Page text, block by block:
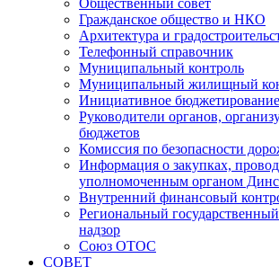
Общественный совет
Гражданское общество и НКО
Архитектура и
Телефонный справочник
Муниципальный контроль
Муниципальный жилищный
Инициативное бюджетирование
Руководители органов,
бюджетов
Комиссия по безопасности
Информация о закупках,
уполномоченным органом
Внутренний финансовый
Региональный
надзор
Союз ОТОС
СОВЕТ